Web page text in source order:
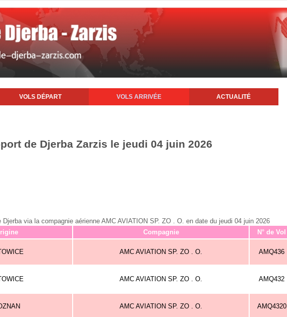
VOLS DÉPART VOLS ARRIVÉE ACTUALITÉ
de Djerba Zarzis le jeudi 04 juin 2026
via la compagnie aérienne AMC AVIATION SP. ZO . O. en date du jeudi 04 juin 2026
Compagnie N° de Vol
AMC AVIATION SP. ZO . O. AMQ436
AMC AVIATION SP. ZO . O. AMQ432
AMC AVIATION SP. ZO . O. AMQ4320